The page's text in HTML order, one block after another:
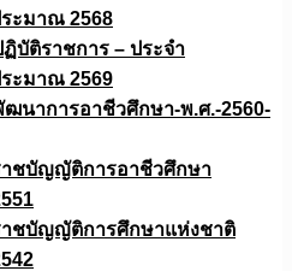
ะมาณ 2568
บัติราชการ – ประจำ
ะมาณ 2569
นาการอาชีวศึกษา-พ.ศ.-2560-
าชบัญญัติการอาชีวศึกษา
าชบัญญัติการศึกษาแห่งชาติ